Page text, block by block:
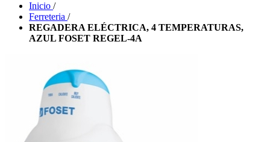
Inicio /
Ferreteria /
REGADERA ELÉCTRICA, 4 TEMPERATURAS,
AZUL FOSET REGEL-4A